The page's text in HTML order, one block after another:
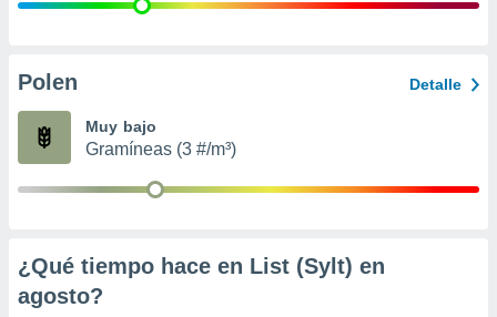
publicidad
de
Polen Detalle
Muy bajo
Gramíneas (3 #/m³)
¿Qué tiempo hace en List (Sylt) en
agosto?